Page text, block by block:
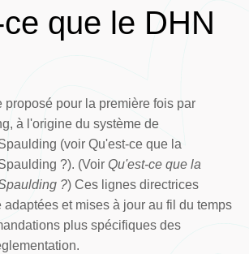
que le DHN
proposé pour la première fois par
à l'origine du système de
(voir Qu'est-ce que la
?). (Voir Qu'est-ce que la
?) Ces lignes directrices
adaptées et mises à jour au fil du temps
plus spécifiques des